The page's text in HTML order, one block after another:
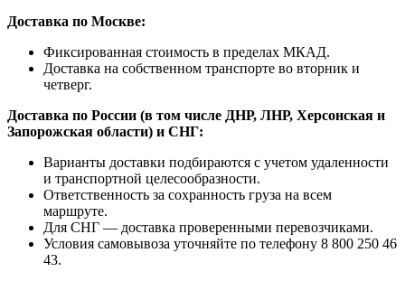
Доставка по Москве:
Фиксированная стоимость в пределах МКАД.
Доставка на собственном транспорте во вторник и
четверг.
Доставка по России (в том числе ДНР, ЛНР, Херсонская и
Запорожская области) и СНГ:
Варианты доставки подбираются с учетом удаленности
и транспортной целесообразности.
Ответственность за сохранность груза на всем
маршруте.
Для СНГ — доставка проверенными перевозчиками.
Условия самовывоза уточняйте по телефону 8 800 250 46
43.